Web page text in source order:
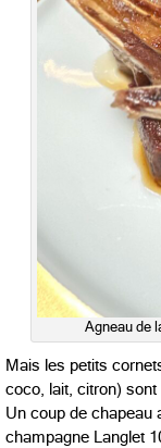
Agneau de
Mais les petits
coco, lait, citron) sont
Un coup de chapeau
champagne Langlet